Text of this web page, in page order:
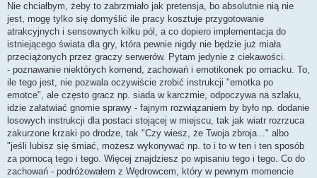
Nie chciałbym, żeby to zabrzmiało jak pretensja, bo absolutnie nią nie
jest, mogę tylko się domyślić ile pracy kosztuje przygotowanie
atrakcyjnych i sensownych kilku pól, a co dopiero implementacja do
istniejącego świata dla gry, która pewnie nigdy nie będzie już miała
przeciążonych przez graczy serwerów. Pytam jedynie z ciekawości.
- poznawanie niektórych komend, zachowań i emotikonek po omacku. To,
ile tego jest, nie pozwala oczywiście zrobić instrukcji "emotka po
emotce", ale często gracz np. siada w karczmie, odpoczywa na szlaku,
idzie załatwiać gnomie sprawy - fajnym rozwiązaniem by było np. dodanie
losowych instrukcji dla postaci stojącej w miejscu, tak jak wiatr rozrzuca
zakurzone krzaki po drodze, tak "Czy wiesz, że Twoja zbroja..." albo
"jeśli lubisz się śmiać, możesz wykonywać np. to i to w ten i ten sposób
za pomocą tego i tego. Więcej znajdziesz po wpisaniu tego i tego. Co do
zachowań - podróżowałem z Wędrowcem, który w pewnym momencie